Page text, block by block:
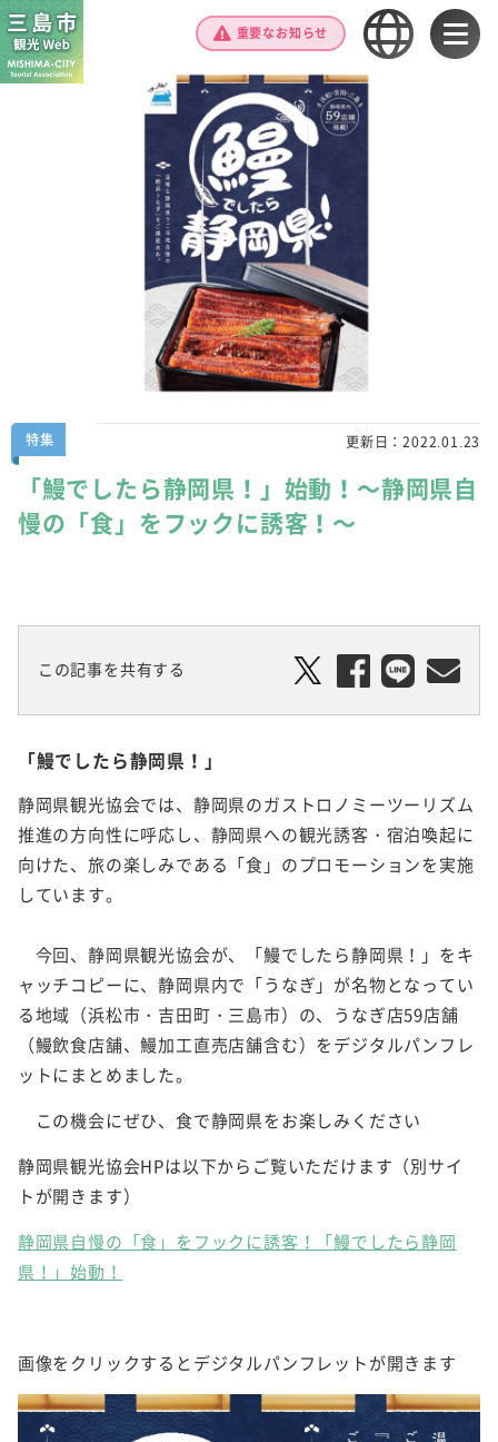
重要なお知らせ
特集 更新日：2022.01.23
「鰻でしたら静岡県！」始動！～静岡県自
慢の「食」をフックに誘客！～
この記事を共有する
「鰻でしたら静岡県！」
静岡県観光協会では、静岡県のガストロノミーツーリズム
推進の方向性に呼応し、静岡県への観光誘客・宿泊喚起に
向けた、旅の楽しみである「食」のプロモーションを実施
しています。
今回、静岡県観光協会が、「鰻でしたら静岡県！」をキ
ャッチコピーに、静岡県内で「うなぎ」が名物となってい
る地域（浜松市・吉田町・三島市）の、うなぎ店59店舗
（鰻飲食店舗、鰻加工直売店舗含む）をデジタルパンフレ
ットにまとめました。
この機会にぜひ、食で静岡県をお楽しみください
静岡県観光協会HPは以下からご覧いただけます（別サイ
トが開きます）
静岡県自慢の「食」をフックに誘客！「鰻でしたら静岡
県！」始動！
画像をクリックするとデジタルパンフレットが開きます